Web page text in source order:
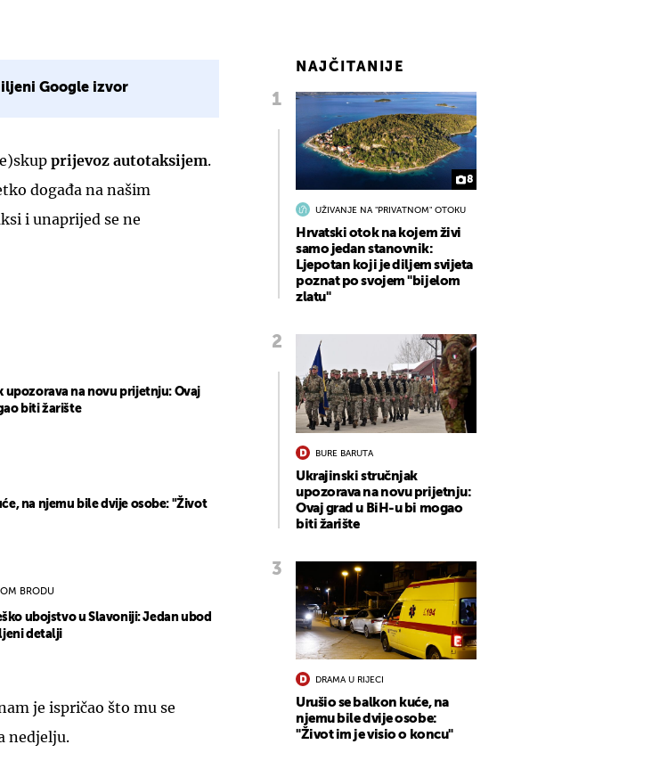
Google izvor
prijevoz autotaksijem.
događa na našim
i unaprijed se ne
upozorava na novu prijetnju: Ovaj
biti žarište
na njemu bile dvije osobe: "Život
BRODU
ubojstvo u Slavoniji: Jedan ubod
detalji
je ispričao što mu se
nedjelju.
NAJČITANIJE
8
UŽIVANJE NA "PRIVATNOM" OTOKU
Hrvatski otok na kojem živi
samo jedan stanovnik:
Ljepotan koji je diljem svijeta
poznat po svojem "bijelom
zlatu"
BURE BARUTA
Ukrajinski stručnjak
upozorava na novu prijetnju:
Ovaj grad u BiH-u bi mogao
biti žarište
DRAMA U RIJECI
Urušio se balkon kuće, na
njemu bile dvije osobe:
"Život im je visio o koncu"